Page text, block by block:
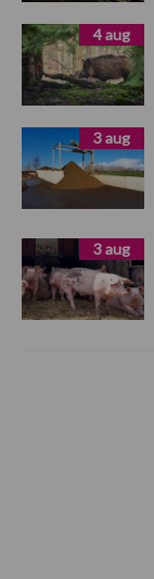
4 aug
3 aug
3 aug